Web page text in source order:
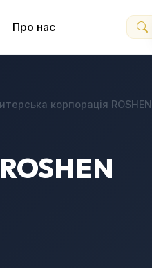
Про нас
корпорація ROSHEN